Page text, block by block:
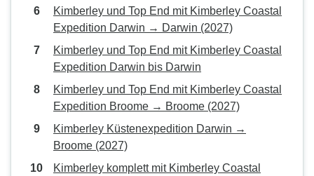
Kimberley und Top End mit Kimberley Coastal
Expedition Darwin → Darwin (2027)
Kimberley und Top End mit Kimberley Coastal
Expedition Darwin bis Darwin
Kimberley und Top End mit Kimberley Coastal
Expedition Broome → Broome (2027)
Kimberley Küstenexpedition Darwin →
Broome (2027)
Kimberley komplett mit Kimberley Coastal